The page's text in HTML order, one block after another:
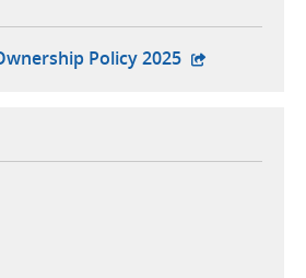
Policy 2025 - extern
i ny flik, extern webbplats,
extern webbplats,
i ny flik, extern webbplats,
din e-postklient,